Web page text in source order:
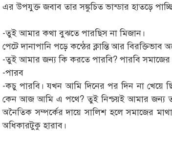
এর উপযুক্ত জবাব তার সঙ্কুচিত ভান্ডার হাতড়ে
-তুই আমার কথা বুঝতে পারছিস না মিজান।
পেটে দানাপানি পড়ে কন্ঠের ক্লান্তি আর
-তুই আমার জন্য কি করতে পারবি? পারবি সমাজের
-পারব
-কচু পারবি। যখন আমি দিনের পর দিন না খেয়ে
কেন আজ আমি এ পথে? তুই নিশ্চয়ই আমার জন্য
অনৈতিক সম্পর্কের দায়ে সালিশ হলে সমাজের
অধিকারটুকু হারাব।